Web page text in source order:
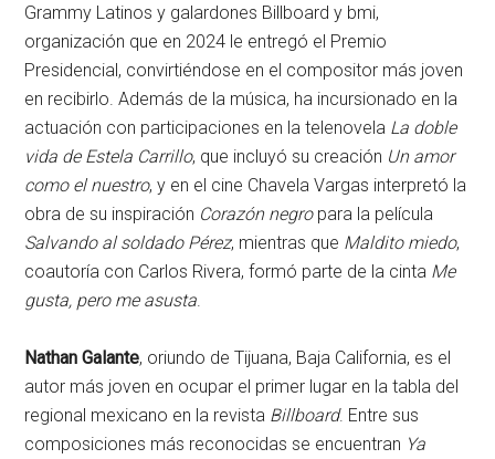
Grammy Latinos y galardones Billboard y bmi,
organización que en 2024 le entregó el Premio
Presidencial, convirtiéndose en el compositor más joven
en recibirlo. Además de la música, ha incursionado en la
actuación con participaciones en la telenovela La doble
vida de Estela Carrillo, que incluyó su creación Un amor
como el nuestro, y en el cine Chavela Vargas interpretó la
obra de su inspiración Corazón negropara la película
Salvando al soldado Pérez, mientras que Maldito miedo,
coautoría con Carlos Rivera, formó parte de la cinta Me
gusta, pero me asusta
Nathan Galante, oriundo de Tijuana, Baja California, es el
autor más joven en ocupar el primer lugar en la tabla del
regional mexicano en la revista Billboard. Entre sus
composiciones más reconocidas se encuentran Ya